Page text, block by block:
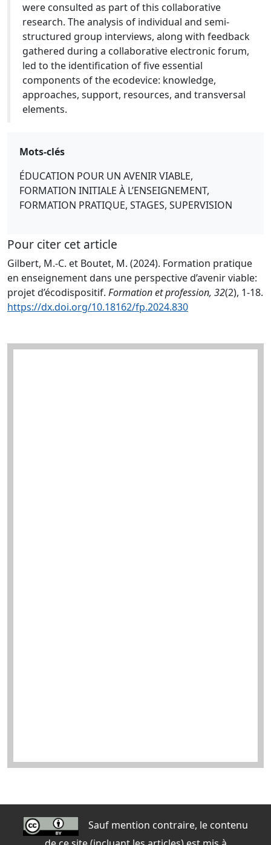
were consulted as part of this collaborative
research. The analysis of individual and semi-
structured group interviews, along with feedback
gathered during a collaborative electronic forum,
led to the identification of five essential
components of the ecodevice: knowledge,
approaches, support, resources, and transversal
elements.
Mots-clés
ÉDUCATION POUR UN AVENIR VIABLE,
FORMATION INITIALE À L’ENSEIGNEMENT,
FORMATION PRATIQUE, STAGES, SUPERVISION
Pour citer cet article
Gilbert, M.-C. et Boutet, M. (2024). Formation pratique
en enseignement dans une perspective d’avenir viable:
projet d’écodispositif. Formation et profession, 32(2), 1-18.
https://dx.doi.org/10.18162/fp.2024.830
Sauf mention contraire, le contenu